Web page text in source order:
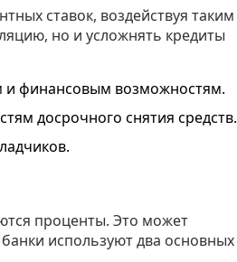
ставок, воздействуя таким
но и усложнять кредиты
и финансовым возможностям.
досрочного снятия средств.
проценты. Это может
используют два основных